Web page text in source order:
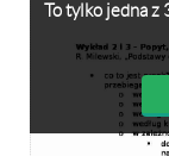
To tylko jedna z